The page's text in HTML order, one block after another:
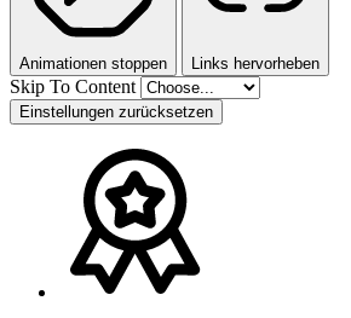
Animationen stoppen Links hervorheben
Skip To Content
Einstellungen zurücksetzen